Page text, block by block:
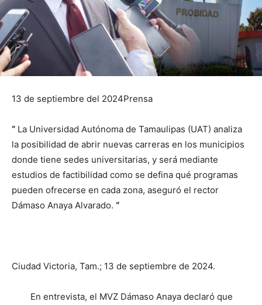
13 de septiembre del 2024Prensa
“ La Universidad Autónoma de Tamaulipas (UAT) analiza
la posibilidad de abrir nuevas carreras en los municipios
donde tiene sedes universitarias, y será mediante
estudios de factibilidad como se defina qué programas
pueden ofrecerse en cada zona, aseguró el rector
Dámaso Anaya Alvarado. “
Ciudad Victoria, Tam.; 13 de septiembre de 2024.
En entrevista, el MVZ Dámaso Anaya declaró que